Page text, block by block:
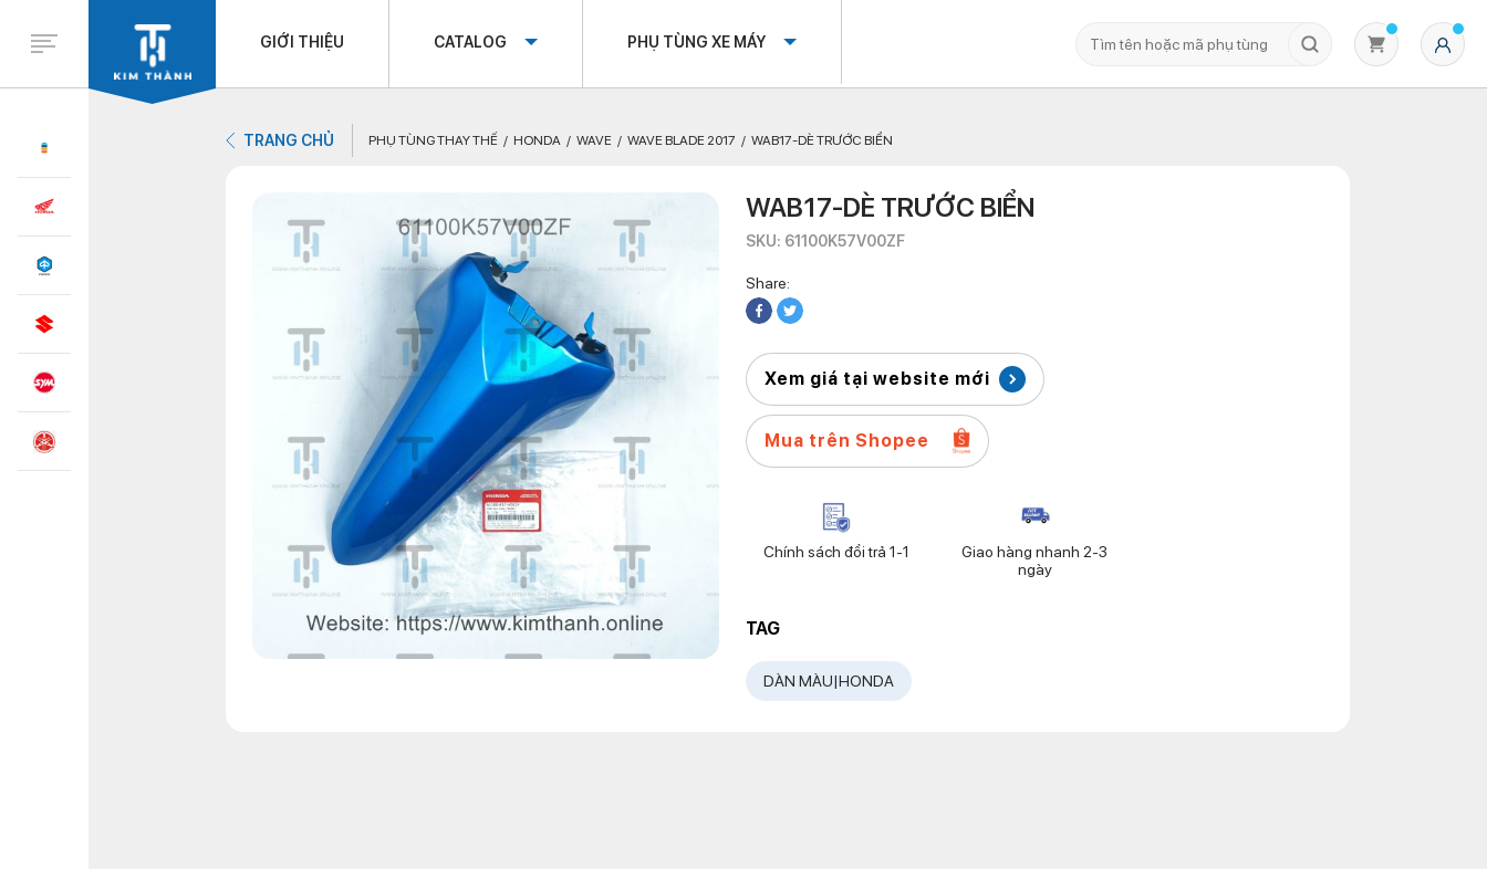
GIỚI THIỆU CATALOG PHỤ TÙNG XE MÁY
TRANG CHỦ PHỤ TÙNG THAY THẾ HONDA WAVE WAVE BLADE 2017 WAB17-DÈ TRƯỚC BIỂN
WAB17-DÈ TRƯỚC BIỂN
SKU: 61100K57V00ZF
Share:
Xem giá tại website mới
Mua trên Shopee
Chính sách đổi trả 1-1
Giao hàng nhanh 2-3
ngày
TAG
DÀN MÀU|HONDA